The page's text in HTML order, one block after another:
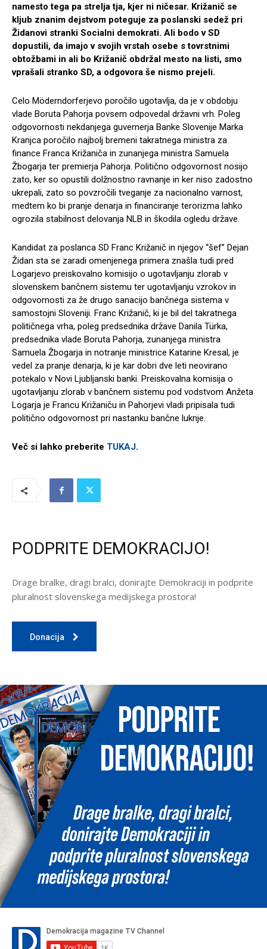
namesto tega pa strelja tja, kjer ni ničesar. Križanič se
kljub znanim dejstvom poteguje za poslanski sedež pri
Židanovi stranki Socialni demokrati. Ali bodo v SD
dopustili, da imajo v svojih vrstah osebe s tovrstnimi
obtožbami in ali bo Križanič obdržal mesto na listi, smo
vprašali stranko SD, a odgovora še nismo prejeli.
Celo Möderndorferjevo poročilo ugotavlja, da je v obdobju
vlade Boruta Pahorja povsem odpovedal državni vrh. Poleg
odgovornosti nekdanjega guvernerja Banke Slovenije Marka
Kranjca poročilo najbolj bremeni takratnega ministra za
finance Franca Križaniča in zunanjega ministra Samuela
Žbogarja ter premierja Pahorja. Politično odgovornost nosijo
zato, ker so opustili dolžnostno ravnanje in ker niso zadostno
ukrepali, zato so povzročili tveganje za nacionalno varnost,
medtem ko bi pranje denarja in financiranje terorizma lahko
ogrozila stabilnost delovanja NLB in škodila ogledu države.
Kandidat za poslanca SD Franc Križanič in njegov “šef” Dejan
Židan sta se zaradi omenjenega primera znašla tudi pred
Logarjevo preiskovalno komisijo o ugotavljanju zlorab v
slovenskem bančnem sistemu ter ugotavljanju vzrokov in
odgovornosti za že drugo sanacijo bančnega sistema v
samostojni Sloveniji. Franc Križanič, ki je bil del takratnega
političnega vrha, poleg predsednika države Danila Türka,
predsednika vlade Boruta Pahorja, zunanjega ministra
Samuela Žbogarja in notranje ministrice Katarine Kresal, je
vedel za pranje denarja, ki je kar dobri dve leti neovirano
potekalo v Novi Ljubljanski banki. Preiskovalna komisija o
ugotavljanju zlorab v bančnem sistemu pod vodstvom Anžeta
Logarja je Francu Križaniču in Pahorjevi vladi pripisala tudi
politično odgovornost pri nastanku bančne luknje.
Več si lahko preberite TUKAJ.
PODPRITE DEMOKRACIJO!
Drage bralke, dragi bralci, donirajte Demokraciji in podprite
pluralnost slovenskega medijskega prostora!
Donacija